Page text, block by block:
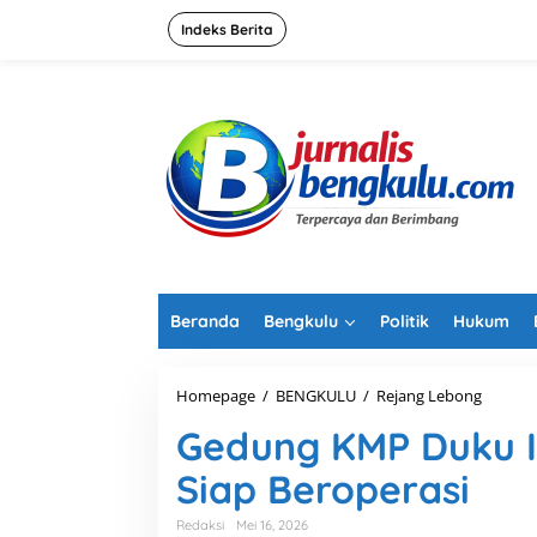
Indeks Berita
Beranda Bengkulu Politik Hukum
Homepage / BENGKULU / Rejang Lebong
d
u
Gedung KMP
Siap Beroperasi
Redaksi
Mei 16, 2026